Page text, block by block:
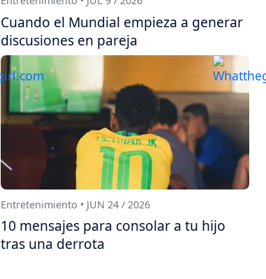
Cuando el Mundial empieza a generar
discusiones en pareja
Entretenimiento • JUN 24 / 2026
10 mensajes para consolar a tu hijo
tras una derrota